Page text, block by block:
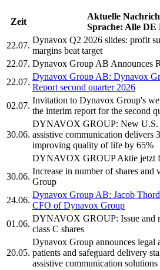
Zeit
Aktuelle
Sprache: Alle DE
22.07.
Dynavox Q2 2026 slides: profit
margins beat target
22.07. Dynavox Group AB Announces
22.07.
Dynavox Group AB: Dynavox
Report second quarter 2026
02.07.
Invitation to Dynavox Group's
the interim report for the second
30.06.
DYNAVOX GROUP: New U.S.
assistive communication delivers
improving quality of life by 65%
DYNAVOX GROUPAktie jetzt
30.06.
Increase in number of shares and
Group
24.06.
Dynavox Group AB: Jacob
CFO ofDynavox Group
01.06.
DYNAVOX GROUP: Issue and
class C shares
20.05.
Dynavox Group announces legal
patients and safeguard delivery
assistive communication solutions